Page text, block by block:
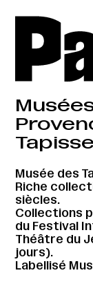
Musée des
Riche
siècles.
Collections
du Festival
Théâtre du
jours).
Labellisé